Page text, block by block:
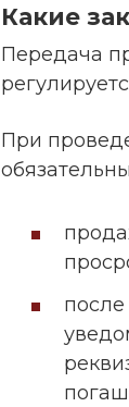
Какие
Передача
При